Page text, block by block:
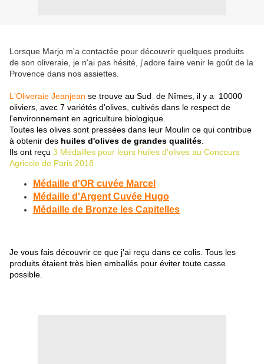
Lorsque Marjo m'a contactée pour découvrir quelques produits
de son oliveraie, je n'ai pas hésité, j'adore faire venir le goût de la
Provence dans nos assiettes.
L'Oliveraie Jeanjean se trouve au Sud de Nîmes, il y a
10000
oliviers, avec 7 variétés d'olives, cultivés dans le respect de
l'environnement en agriculture biologique.
Toutes les olives sont pressées dans leur Moulin ce qui contribue
à obtenir des huiles d'olives de grandes qualités
Ils ont reçu 3 Médailles pour leurs huiles d'olives au Concours
Agricole de Paris 2018
Médaille d'OR cuvée Marcel
Médaille d'Argent Cuvée Hugo
Médaille de Bronze les Capitelles
Je vous fais découvrir ce que j'ai reçu dans ce colis. Tous les
produits étaient très bien emballés pour éviter toute casse
possible.